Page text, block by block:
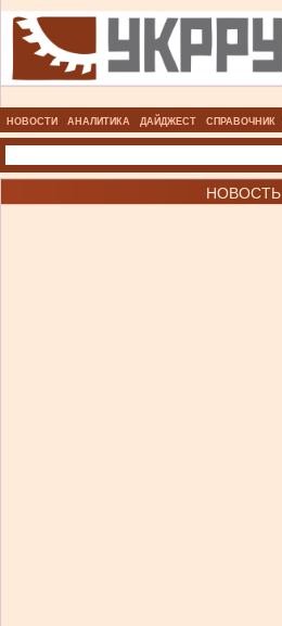
НОВОСТИ АНАЛИТИКА ДАЙДЖЕСТ СПРАВОЧНИК
НОВОСТЬ